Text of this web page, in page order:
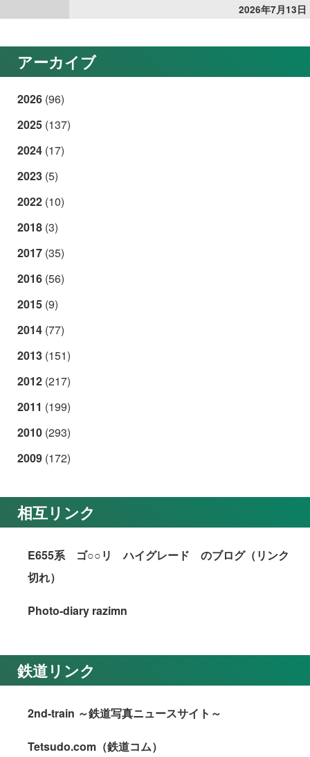
2026年7月13日
アーカイブ
2026 (96)
2025 (137)
2024 (17)
2023 (5)
2022 (10)
2018 (3)
2017 (35)
2016 (56)
2015 (9)
2014 (77)
2013 (151)
2012 (217)
2011 (199)
2010 (293)
2009 (172)
相互リンク
E655系 ゴ○○リ ハイグレード のブログ（リンク
切れ）
Photo-diary razimn
鉄道リンク
2nd-train ～鉄道写真ニュースサイト～
Tetsudo.com（鉄道コム）